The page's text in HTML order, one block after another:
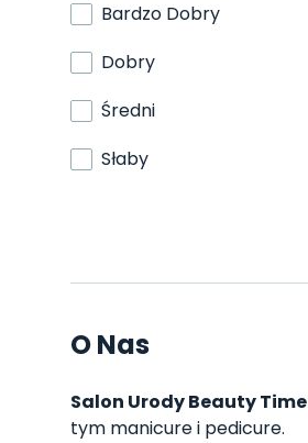
Bardzo Dobry
Dobry
Średni
Słaby
O Nas
Salon Urody Beauty Time
tym manicure i pedicure.